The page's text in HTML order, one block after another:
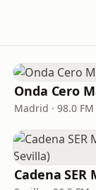
Onda Cero
Madrid · 98.0 FM